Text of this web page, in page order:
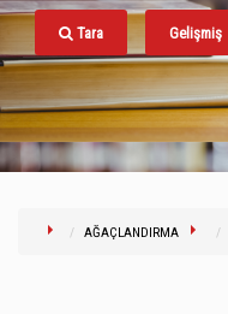
Tara Gelişmiş
AĞAÇLANDIRMA